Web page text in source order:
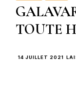
TOUTE
14 JUILLET 2021